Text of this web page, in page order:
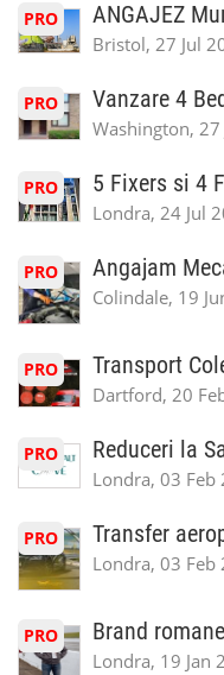
PRO ANGAJEZ
Bristol, 27 Jul
PRO Vanzare 4
Washington,
PRO 5 Fixers si 4
Londra, 24 Jul
PRO Angajam
Colindale, 19
PRO Transport
Dartford, 20
PRO Reduceri la
Londra, 03 Feb
PRO Transfer
Londra, 03 Feb
PRO Brand
Londra, 19 Jan